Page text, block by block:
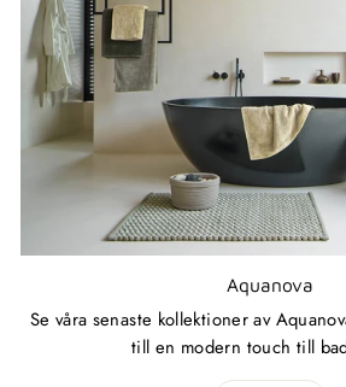
Aquanova
Se våra senaste kollektioner av
till en modern touch till